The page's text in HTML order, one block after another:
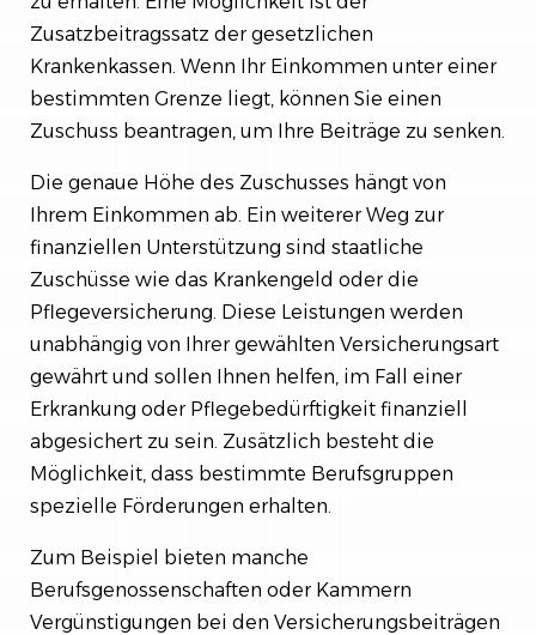
Zusatzbeitragssatz der gesetzlichen
Krankenkassen. Wenn Ihr Einkommen unter einer
bestimmten Grenze liegt, können Sie einen
Zuschuss beantragen, um Ihre Beiträge zu senken.
Die genaue Höhe des Zuschusses hängt von
Ihrem Einkommen ab. Ein weiterer Weg zur
finanziellen Unterstützung sind staatliche
Zuschüsse wie das Krankengeld oder die
Pflegeversicherung. Diese Leistungen werden
unabhängig von Ihrer gewählten Versicherungsart
gewährt und sollen Ihnen helfen, im Fall einer
Erkrankung oder Pflegebedürftigkeit finanziell
abgesichert zu sein. Zusätzlich besteht die
Möglichkeit, dass bestimmte Berufsgruppen
spezielle Förderungen erhalten.
Zum Beispiel bieten manche
Berufsgenossenschaften oder Kammern
Vergünstigungen bei den Versicherungsbeiträgen